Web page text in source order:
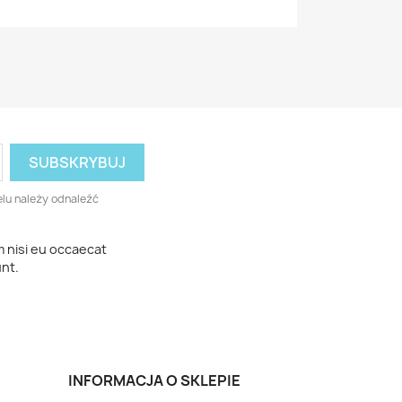
należy odnaleźć
nisi eu occaecat
INFORMACJA O SKLEPIE